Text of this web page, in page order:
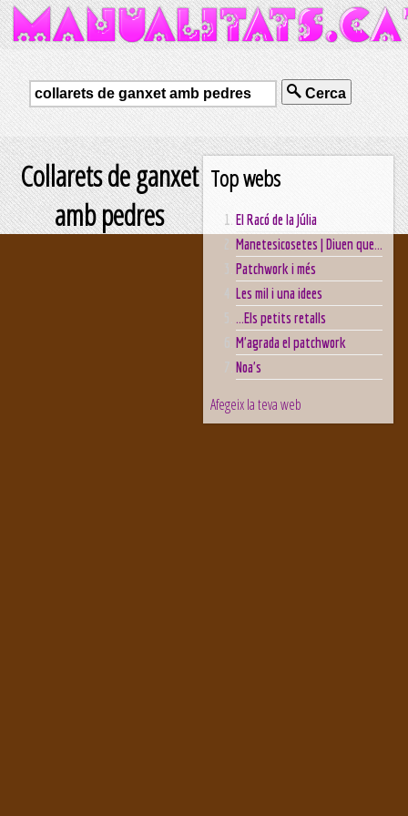
Cerca
Top webs
El Racó de la Júlia
Manetesicosetes | Diuen que...
Patchwork i més
Les mil i una idees
...Els petits retalls
M'agrada el patchwork
Noa's
Afegeix la teva web
Collarets de ganxet
amb pedres